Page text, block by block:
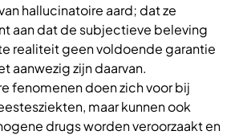
hallucinatoire aard; dat ze
aan dat de subjectieve beleving
realiteit geen voldoende garantie
aanwezig zijn daarvan.
fenomenen doen zich voor bij
maar kunnen ook
drugs worden veroorzaakt en